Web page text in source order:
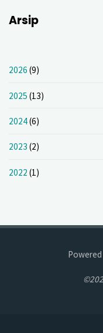
Arsip
2026 (9)
2025 (13)
2024(6)
2023 (2)
2022 (1)